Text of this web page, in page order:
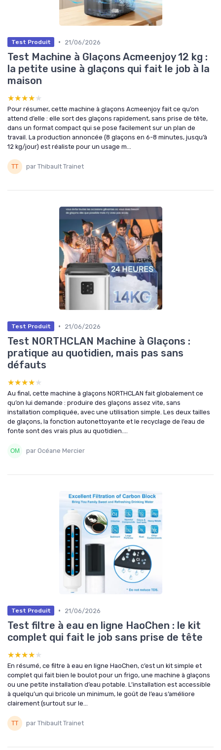
Test Produit • 21/06/2026
Test Machine à Glaçons Acmeenjoy 12 kg :
la petite usine à glaçons qui fait le job à la
maison
★★★★★
★★★★★
Pour résumer, cette machine à glaçons Acmeenjoy fait ce qu’on
attend d’elle : elle sort des glaçons rapidement, sans prise de tête,
dans un format compact qui se pose facilement sur un plan de
travail. La production annoncée (8 glaçons en 6-8 minutes, jusqu’à
12 kg/jour) est réaliste pour un usage m...
par Thibault Trainet
Test Produit • 21/06/2026
Test NORTHCLAN Machine à Glaçons :
pratique au quotidien, mais pas sans
défauts
★★★★★
★★★★★
Au final, cette machine à glaçons NORTHCLAN fait globalement ce
qu’on lui demande : produire des glaçons assez vite, sans
installation compliquée, avec une utilisation simple. Les deux tailles
de glaçons, la fonction autonettoyante et le recyclage de l’eau de
fonte sont des vrais plus au quotidien....
par Océane Mercier
Test Produit • 21/06/2026
Test filtre à eau en ligne HaoChen : le kit
complet qui fait le job sans prise de tête
★★★★★
★★★★★
En résumé, ce filtre à eau en ligne HaoChen, c’est un kit simple et
complet qui fait bien le boulot pour un frigo, une machine à glaçons
ou une petite installation d’eau potable. L’installation est accessible
à quelqu’un qui bricole un minimum, le goût de l’eau s’améliore
clairement (surtout sur le...
par Thibault Trainet